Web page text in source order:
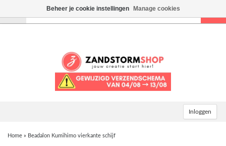
Inloggen
Home » Beadalon Kumihimo vierkante schijf
Beheer je cookie instellingen Manage cookies